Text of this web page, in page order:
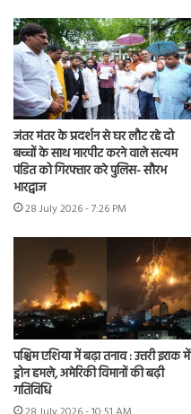
जंतर मंतर के प्रदर्शन से घर लौट रहे दो
बच्चों के साथ मारपीट करने वाले सत्यम
पंडित को गिरफ्तार करे पुलिस- सौरभ
भारद्वाज
28 July 2026 - 7:26 PM
पश्चिम एशिया में बढ़ा तनाव : उत्तरी इराक में
ड्रोन हमले, अमेरिकी विमानों की बढ़ी
गतिविधि